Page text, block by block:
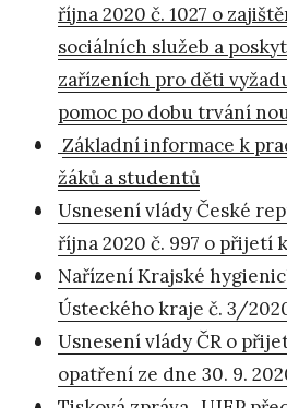
října 2020 č. 1027 o
sociálních služeb a
zařízeních pro děti
pomoc po dobu trvání
Základní informace k
žáků a studentů
Usnesení vlády České
října 2020 č. 997 o přijetí
Nařízení Krajské
Ústeckého kraje č. 3/
Usnesení vlády ČR o
opatření ze dne 30. 9.